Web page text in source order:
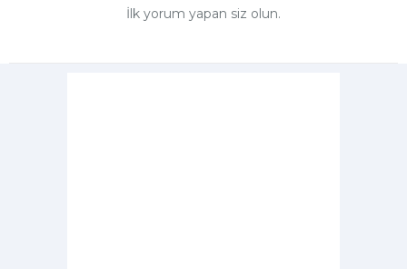
İlk yorum yapan siz olun.